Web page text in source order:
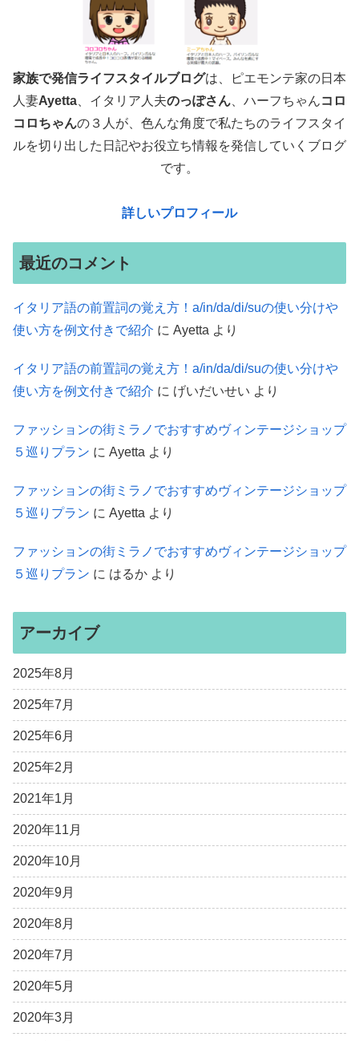
家族で発信ライフスタイルブログは、ピエモンテ家の日本
人妻Ayetta 、イタリア人夫のっぽさん 、ハーフちゃんコロ
コロちゃんの３人が、色んな角度で私たちのライフスタイ
ルを切り出した日記やお役立ち情報を発信していくブログ
です。
詳しいプロフィール
最近のコメント
イタリア語の前置詞の覚え方！a/in/da/di/suの使い分けや
使い方を例文付きで紹介 に Ayetta より
イタリア語の前置詞の覚え方！a/in/da/di/suの使い分けや
使い方を例文付きで紹介 に げいだいせい より
ファッションの街ミラノでおすすめヴィンテージショップ
５巡りプラン に Ayetta より
ファッションの街ミラノでおすすめヴィンテージショップ
５巡りプラン に Ayetta より
ファッションの街ミラノでおすすめヴィンテージショップ
５巡りプラン に はるか より
アーカイブ
2025年8月
2025年7月
2025年6月
2025年2月
2021年1月
2020年11月
2020年10月
2020年9月
2020年8月
2020年7月
2020年5月
2020年3月